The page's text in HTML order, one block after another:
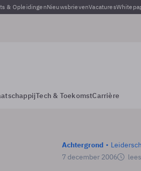
& OpleidingenNieuwsbrievenVacatures
Tech & ToekomstCarrière
Achtergrond
7 december 2006